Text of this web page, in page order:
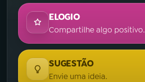
ELOGIO
Compartilhe algo positivo.
SUGESTÃO
Envie uma ideia.